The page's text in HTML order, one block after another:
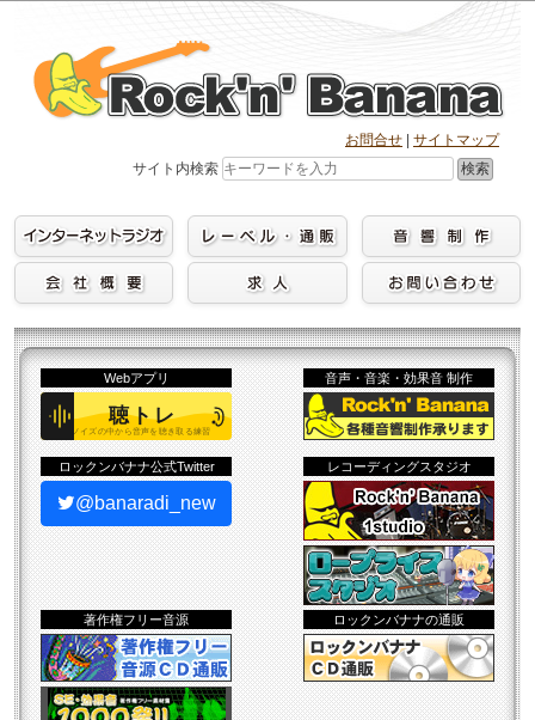
content
お問合せ
サイトマップ
サイト内検索
検索
Webアプリ 音声・音楽・効果音 制作
ロックンバナナ公式Twitter
@banaradi_new
レコーディングスタジオ
著作権フリー音源 ロックンバナナの通販